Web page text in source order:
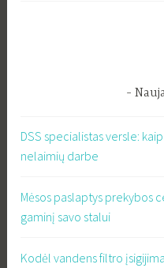
DSS specialistas versle:
nelaimių darbe
Mėsos paslaptys prekybos
gaminį savo stalui
Kodėl vandens filtro